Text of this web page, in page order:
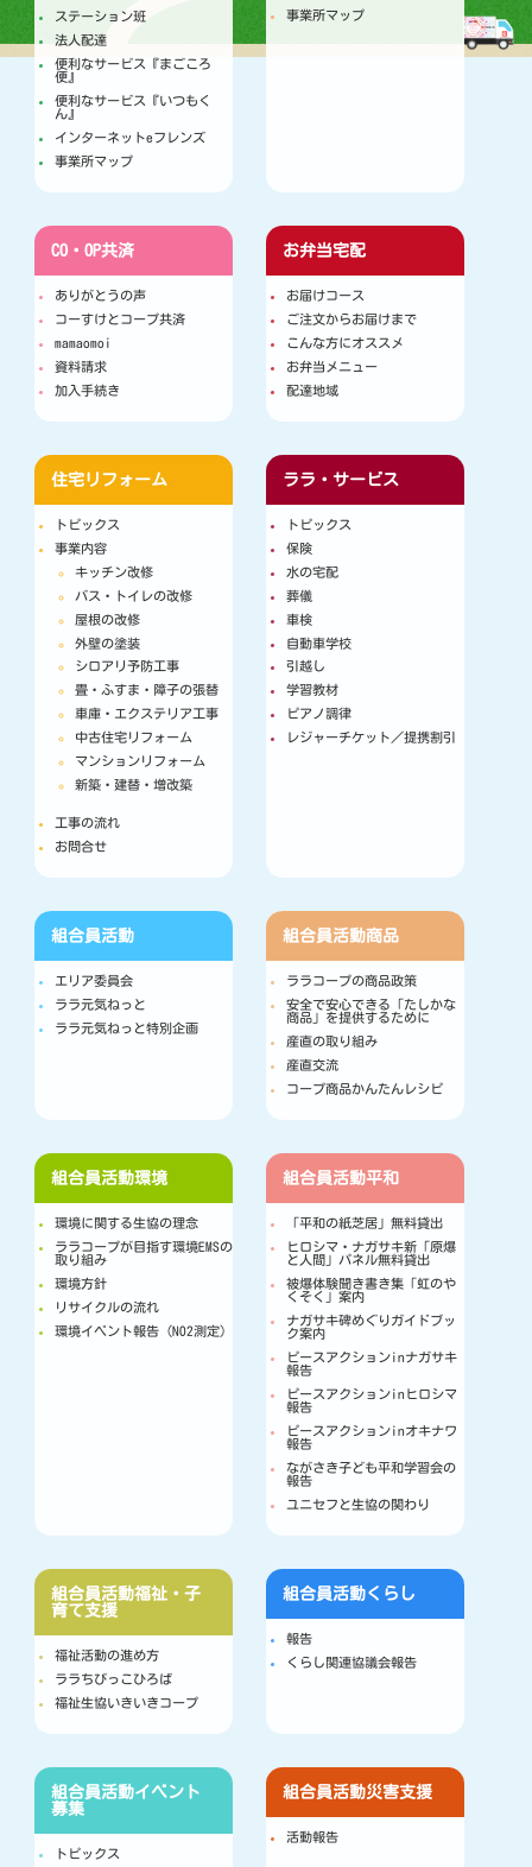
ステーション班
法人配達
便利なサービス『まごころ
便』
便利なサービス『いつもく
ん』
インターネットeフレンズ
事業所マップ
事業所マップ
CO・OP共済
ありがとうの声
コーすけとコープ共済
mamaomoi
資料請求
加入手続き
お弁当宅配
お届けコース
ご注文からお届けまで
こんな方にオススメ
お弁当メニュー
配達地域
住宅リフォーム
トピックス
事業内容
キッチン改修
バス・トイレの改修
屋根の改修
外壁の塗装
シロアリ予防工事
畳・ふすま・障子の張替
車庫・エクステリア工事
中古住宅リフォーム
マンションリフォーム
新築・建替・増改築
工事の流れ
お問合せ
ララ・サービス
トピックス
保険
水の宅配
葬儀
車検
自動車学校
引越し
学習教材
ピアノ調律
レジャーチケット／提携割引
組合員活動
エリア委員会
ララ元気ねっと
ララ元気ねっと特別企画
組合員活動商品
ララコープの商品政策
安全で安心できる「たしかな
商品」を提供するために
産直の取り組み
産直交流
コープ商品かんたんレシピ
組合員活動環境
環境に関する生協の理念
ララコープが目指す環境EMSの
取り組み
環境方針
リサイクルの流れ
環境イベント報告（NO2測定）
組合員活動平和
「平和の紙芝居」無料貸出
ヒロシマ・ナガサキ新「原爆
と人間」パネル無料貸出
被爆体験聞き書き集「虹のや
くそく」案内
ナガサキ碑めぐりガイドブッ
ク案内
ピースアクションinナガサキ
報告
ピースアクションinヒロシマ
報告
ピースアクションinオキナワ
報告
ながさき子ども平和学習会の
報告
ユニセフと生協の関わり
組合員活動福祉・子
育て支援
福祉活動の進め方
ララちびっこひろば
福祉生協いきいきコープ
組合員活動くらし
報告
くらし関連協議会報告
組合員活動イベント
募集
トピックス
組合員活動災害支援
活動報告